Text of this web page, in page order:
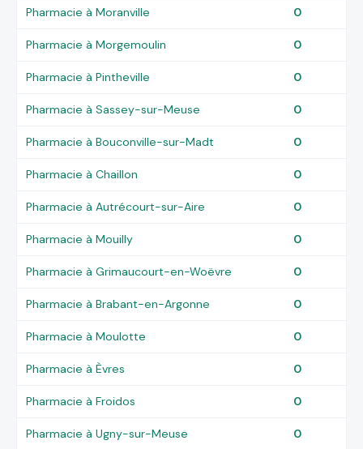
Pharmacie à Moranville 0
Pharmacie à Morgemoulin 0
Pharmacie à Pintheville 0
Pharmacie à Sassey-sur-Meuse 0
Pharmacie à Bouconville-sur-Madt 0
Pharmacie à Chaillon 0
Pharmacie à Autrécourt-sur-Aire 0
Pharmacie à Mouilly 0
Pharmacie à Grimaucourt-en-Woëvre 0
Pharmacie à Brabant-en-Argonne 0
Pharmacie à Moulotte 0
Pharmacie à Èvres 0
Pharmacie à Froidos 0
Pharmacie à Ugny-sur-Meuse 0